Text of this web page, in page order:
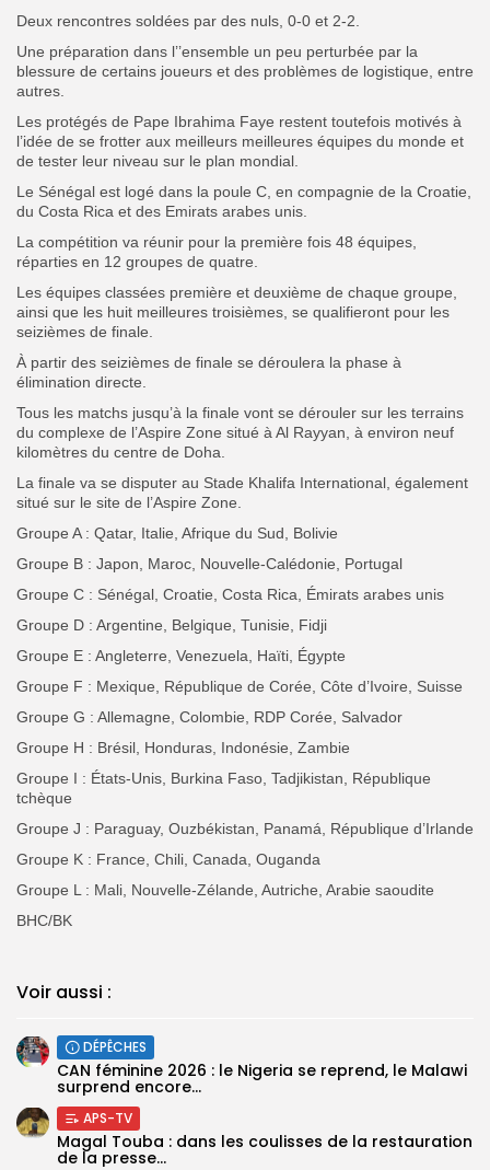
Deux rencontres soldées par des nuls, 0-0 et 2-2.
Une préparation dans l’’ensemble un peu perturbée par la
blessure de certains joueurs et des problèmes de logistique, entre
autres.
Les protégés de Pape Ibrahima Faye restent toutefois motivés à
l’idée de se frotter aux meilleurs meilleures équipes du monde et
de tester leur niveau sur le plan mondial.
Le Sénégal est logé dans la poule C, en compagnie de la Croatie,
du Costa Rica et des Emirats arabes unis.
La compétition va réunir pour la première fois 48 équipes,
réparties en 12 groupes de quatre.
Les équipes classées première et deuxième de chaque groupe,
ainsi que les huit meilleures troisièmes, se qualifieront pour les
seizièmes de finale.
À partir des seizièmes de finale se déroulera la phase à
élimination directe.
Tous les matchs jusqu’à la finale vont se dérouler sur les terrains
du complexe de l’Aspire Zone situé à Al Rayyan, à environ neuf
kilomètres du centre de Doha.
La finale va se disputer au Stade Khalifa International, également
situé sur le site de l’Aspire Zone.
Groupe A : Qatar, Italie, Afrique du Sud, Bolivie
Groupe B : Japon, Maroc, Nouvelle-Calédonie, Portugal
Groupe C : Sénégal, Croatie, Costa Rica, Émirats arabes unis
Groupe D : Argentine, Belgique, Tunisie, Fidji
Groupe E : Angleterre, Venezuela, Haïti, Égypte
Groupe F : Mexique, République de Corée, Côte d’Ivoire, Suisse
Groupe G : Allemagne, Colombie, RDP Corée, Salvador
Groupe H : Brésil, Honduras, Indonésie, Zambie
Groupe I : États-Unis, Burkina Faso, Tadjikistan, République
tchèque
Groupe J : Paraguay, Ouzbékistan, Panamá, République d’Irlande
Groupe K : France, Chili, Canada, Ouganda
Groupe L : Mali, Nouvelle-Zélande, Autriche, Arabie saoudite
BHC/BK
Voir aussi :
DÉPÊCHES
‎CAN féminine 2026 : le Nigeria se reprend, le Malawi
surprend encore...
APS-TV
Magal Touba : dans les coulisses de la restauration
de la presse...